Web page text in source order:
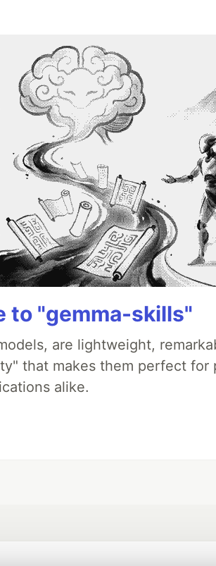
to "gemma-skills"
are lightweight,
that makes them perfect for
alike.